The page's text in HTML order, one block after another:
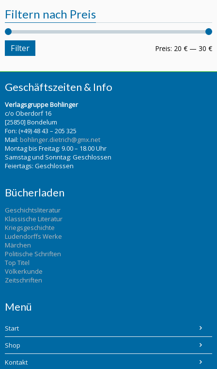
Filtern nach Preis
Filter Preis: 20 € — 30 €
Geschäftszeiten & Info
Verlagsgruppe Bohlinger
c/o Oberdorf 16
[25850] Bondelum
Fon: (+49) 48 43 – 205 325
Mail: bohlinger.dietrich@gmx.net
Montag bis Freitag: 9.00 – 18.00 Uhr
Samstag und Sonntag: Geschlossen
Feiertags: Geschlossen
Bücherladen
Geschichtsliteratur
Klassische Literatur
Kriegsgeschichte
Ludendorffs Werke
Märchen
Politische Schriften
Top Titel
Völkerkunde
Zeitschriften
Menü
Start
Shop
Kontakt